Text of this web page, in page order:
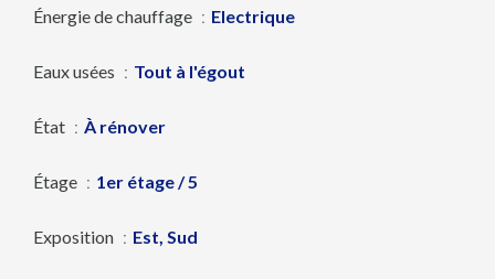
Énergie de chauffage Electrique
Eaux usées Tout à l'égout
État À rénover
Étage 1er étage / 5
Exposition Est, Sud